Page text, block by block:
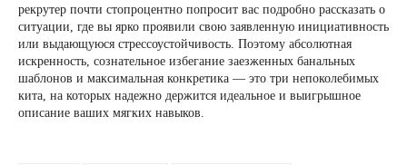
рекрутер почти стопроцентно попросит вас подробно рассказать о
ситуации, где вы ярко проявили свою заявленную инициативность
или выдающуюся стрессоустойчивость. Поэтому абсолютная
искренность, сознательное избегание заезженных банальных
шаблонов и максимальная конкретика — это три непоколебимых
кита, на которых надежно держится идеальное и выигрышное
описание ваших мягких навыков.